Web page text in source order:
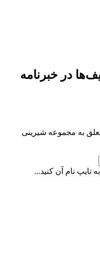
در خبرنامه
به مجموعه شیرینی
نام آن کنید...